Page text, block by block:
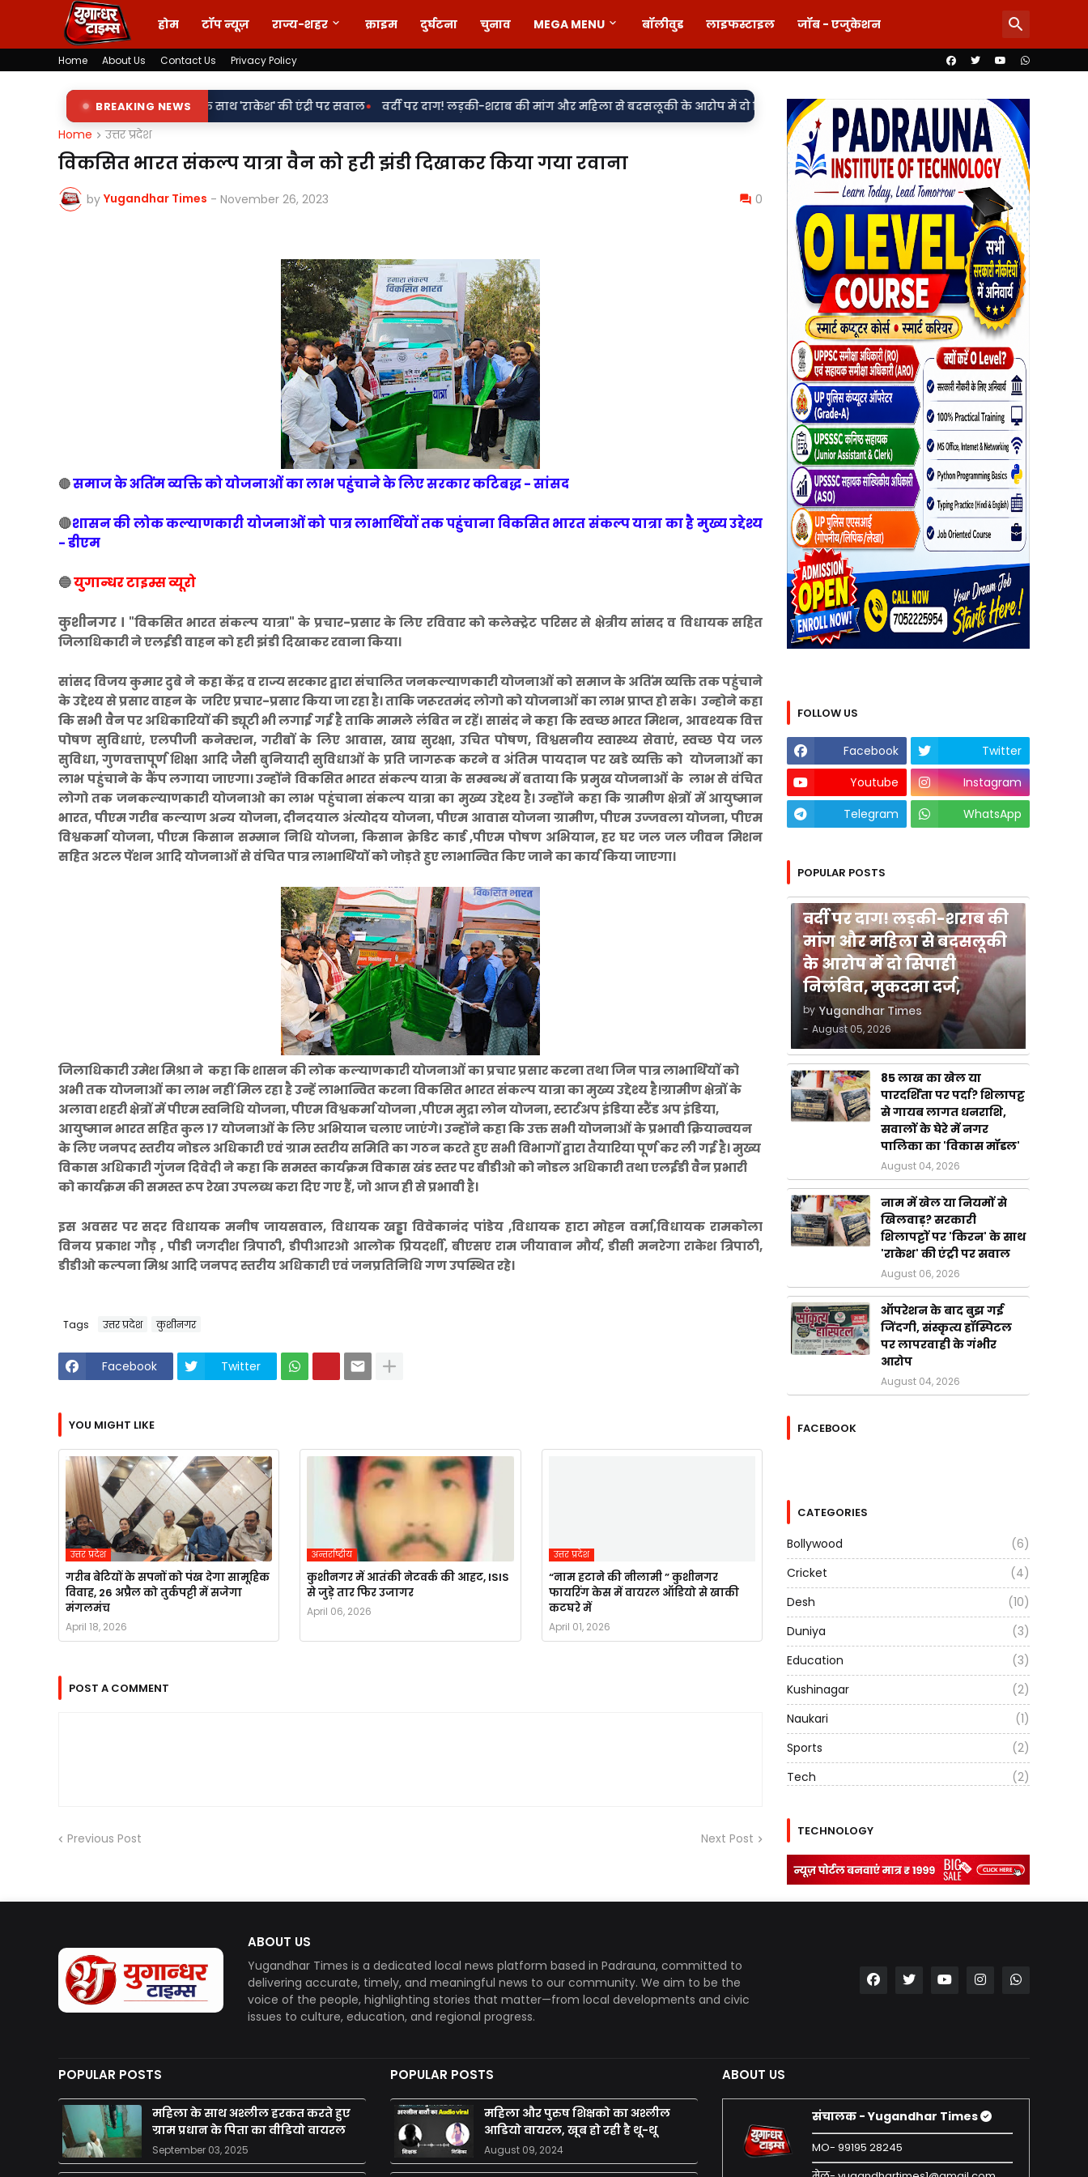
होम टॉप न्यूज़ राज्य-शहर क्राइम दुर्घटना चुनाव MEGA MENU बॉलीवुड लाइफस्टाइल जॉब - एजुकेशन
Home About Us Contact Us Privacy Policy
BREAKING NEWS
शिलापट्टों पर 'किरन' के साथ 'राकेश' की एंट्री पर सवाल• वर्दी पर दाग! लड़की-शराब की मांग और महिला से बदसलूकी के आरोप में दो सिपाही निलंबित, मुकदमा दर्ज,• 85 लाख का खेल या पारदर्शिता पर पर्दा?
Home उत्तर प्रदेश
विकसित भारत संकल्प यात्रा वैन को हरी झंडी दिखाकर किया गया रवाना
by Yugandhar Times - November 26, 2023 0
🔴समाज के अतिंम व्यक्ति को योजनाओं का लाभ पहुंचाने के लिए सरकार कटिबद्ध - सांसद
🔴शासन की लोक कल्याणकारी योजनाओं को पात्र लाभार्थियों तक पहुंचाना विकसित भारत संकल्प यात्रा का है मुख्य उद्देश्य
- डीएम
🔵युगान्धर टाइम्स व्यूरो
कुशीनगर । "विकसित भारत संकल्प यात्रा" के प्रचार-प्रसार के लिए रविवार को कलेक्ट्रेट परिसर से क्षेत्रीय सांसद व विधायक सहित
जिलाधिकारी ने एलईडी वाहन को हरी झंडी दिखाकर रवाना किया।
सांसद विजय कुमार दुबे ने कहा केंद्र व राज्य सरकार द्वारा संचालित जनकल्याणकारी योजनाओं को समाज के अतिंम व्यक्ति तक पहुंचाने
के उद्देश्य से प्रसार वाहन के जरिए प्रचार-प्रसार किया जा रहा है। ताकि जरूरतमंद लोगो को योजनाओं का लाभ प्राप्त हो सके। उन्होने कहा
कि सभी वैन पर अधिकारियों की ड्यूटी भी लगाई गई है ताकि मामले लंबित न रहें। सासंद ने कहा कि स्वच्छ भारत मिशन, आवश्यक वित्त
पोषण सुविधाएं, एलपीजी कनेक्शन, गरीबों के लिए आवास, खाद्य सुरक्षा, उचित पोषण, विश्वसनीय स्वास्थ्य सेवाएं, स्वच्छ पेय जल
सुविधा, गुणवत्तापूर्ण शिक्षा आदि जैसी बुनियादी सुविधाओं के प्रति जागरूक करने व अंतिम पायदान पर खडे व्यक्ति को योजनाओं का
लाभ पहुंचाने के कैंप लगाया जाएगा। उन्होंने विकसित भारत संकल्प यात्रा के सम्बन्ध में बताया कि प्रमुख योजनाओं के लाभ से वंचित
लोगो तक जनकल्याणकारी योजनाओ का लाभ पहुंचाना संकल्प यात्रा का मुख्य उद्देश्य है। उन्होंने कहा कि ग्रामीण क्षेत्रों में आयुष्मान
भारत, पीएम गरीब कल्याण अन्य योजना, दीनदयाल अंत्योदय योजना, पीएम आवास योजना ग्रामीण, पीएम उज्जवला योजना, पीएम
विश्वकर्मा योजना, पीएम किसान सम्मान निधि योजना, किसान क्रेडिट कार्ड ,पीएम पोषण अभियान, हर घर जल जल जीवन मिशन
सहित अटल पेंशन आदि योजनाओं से वंचित पात्र लाभार्थियों को जोड़ते हुए लाभान्वित किए जाने का कार्य किया जाएगा।
जिलाधिकारी उमेश मिश्रा ने कहा कि शासन की लोक कल्याणकारी योजनाओं का प्रचार प्रसार करना तथा जिन पात्र लाभार्थियों को
अभी तक योजनाओं का लाभ नहीं मिल रहा है उन्हें लाभान्वित करना विकसित भारत संकल्प यात्रा का मुख्य उद्देश्य है।ग्रामीण क्षेत्रों के
अलावा शहरी क्षेत्रों में पीएम स्वनिधि योजना, पीएम विश्वकर्मा योजना ,पीएम मुद्रा लोन योजना, स्टार्टअप इंडिया स्टैंड अप इंडिया,
आयुष्मान भारत सहित कुल 17 योजनाओं के लिए अभियान चलाए जाएंगे। उन्होंने कहा कि उक्त सभी योजनाओं के प्रभावी क्रियान्वयन
के लिए जनपद स्तरीय नोडल अधिकारी एवं ग्राम स्तरीय समिति का गठन करते हुए सभी विभागों द्वारा तैयारिया पूर्ण कर ली गई है। मुख्य
विकास अधिकारी गुंजन दिवेदी ने कहा कि समस्त कार्यक्रम विकास खंड स्तर पर बीडीओ को नोडल अधिकारी तथा एलईडी वैन प्रभारी
को कार्यक्रम की समस्त रूप रेखा उपलब्ध करा दिए गए हैं, जो आज ही से प्रभावी है।
इस अवसर पर सदर विधायक मनीष जायसवाल, विधायक खड्डा विवेकानंद पांडेय ,विधायक हाटा मोहन वर्मा,विधायक रामकोला
विनय प्रकाश गौड़ , पीडी जगदीश त्रिपाठी, डीपीआरओ आलोक प्रियदर्शी, बीएसए राम जीयावान मौर्य, डीसी मनरेगा राकेश त्रिपाठी,
डीडीओ कल्पना मिश्र आदि जनपद स्तरीय अधिकारी एवं जनप्रतिनिधि गण उपस्थित रहे।
Tags उत्तर प्रदेश कुशीनगर
Facebook Twitter
YOU MIGHT LIKE
उत्तर प्रदेश
गरीब बेटियों के सपनों को पंख देगा सामूहिक
विवाह, 26 अप्रैल को तुर्कपट्टी में सजेगा
मंगलमंच
April 18, 2026
अन्तर्राष्ट्रीय
कुशीनगर में आतंकी नेटवर्क की आहट, ISIS
से जुड़े तार फिर उजागर
April 06, 2026
उत्तर प्रदेश
“नाम हटाने की नीलामी ” कुशीनगर
फायरिंग केस में वायरल ऑडियो से खाकी
कटघरे में
April 01, 2026
POST A COMMENT
Previous Post Next Post
FOLLOW US
Facebook
Twitter
Youtube
Instagram
Telegram
WhatsApp
POPULAR POSTS
वर्दी पर दाग! लड़की-शराब की
मांग और महिला से बदसलूकी
के आरोप में दो सिपाही
निलंबित, मुकदमा दर्ज,
by Yugandhar Times
- August 05, 2026
85 लाख का खेल या
पारदर्शिता पर पर्दा? शिलापट्ट
से गायब लागत धनराशि,
सवालों के घेरे में नगर
पालिका का 'विकास मॉडल'
August 04, 2026
नाम में खेल या नियमों से
खिलवाड़? सरकारी
शिलापट्टों पर 'किरन' के साथ
'राकेश' की एंट्री पर सवाल
August 06, 2026
ऑपरेशन के बाद बुझ गई
जिंदगी, संस्कृत्य हॉस्पिटल
पर लापरवाही के गंभीर
आरोप
August 04, 2026
FACEBOOK
CATEGORIES
Bollywood
(6)
Cricket
(4)
Desh
(10)
Duniya
(3)
Education
(3)
Kushinagar
(2)
Naukari
(1)
Sports
(2)
Tech
(2)
TECHNOLOGY
ABOUT US
Yugandhar Times is a dedicated local news platform based in Padrauna, committed to
delivering accurate, timely, and meaningful news to our community. We aim to be the
voice of the people, highlighting stories that matter—from local developments and civic
issues to culture, education, and regional progress.
POPULAR POSTS
महिला के साथ अश्लील हरकत करते हुए
ग्राम प्रधान के पिता का वीडियो वायरल
September 03, 2025
POPULAR POSTS
महिला और पुरुष शिक्षको का अश्लील
आडियो वायरल, खूब हो रही है थू-थू
August 09, 2024
ABOUT US
संचालक - Yugandhar Times
MO- 99195 28245